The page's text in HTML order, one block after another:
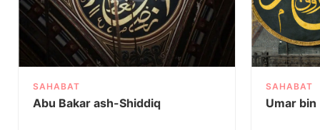
SAHABAT
Abu Bakar ash-Shiddiq
SAHABAT
Umar bin